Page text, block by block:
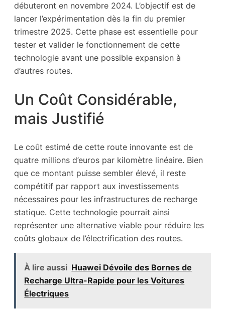
débuteront en novembre 2024. L’objectif est de
lancer l’expérimentation dès la fin du premier
trimestre 2025. Cette phase est essentielle pour
tester et valider le fonctionnement de cette
technologie avant une possible expansion à
d’autres routes.
Un Coût Considérable,
mais Justifié
Le coût estimé de cette route innovante est de
quatre millions d’euros par kilomètre linéaire. Bien
que ce montant puisse sembler élevé, il reste
compétitif par rapport aux investissements
nécessaires pour les infrastructures de recharge
statique. Cette technologie pourrait ainsi
représenter une alternative viable pour réduire les
coûts globaux de l’électrification des routes.
À lire aussi Huawei Dévoile des Bornes de
Recharge Ultra-Rapide pour les Voitures
Électriques